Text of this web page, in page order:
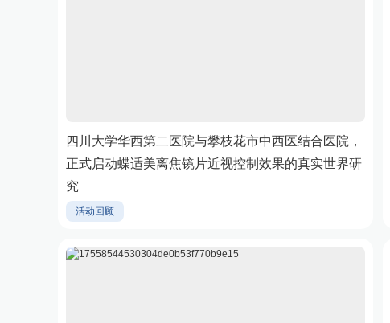
四川大学华西第二医院与攀枝花市中西医结合医院，
正式启动蝶适美离焦镜片近视控制效果的真实世界研
究
活动回顾